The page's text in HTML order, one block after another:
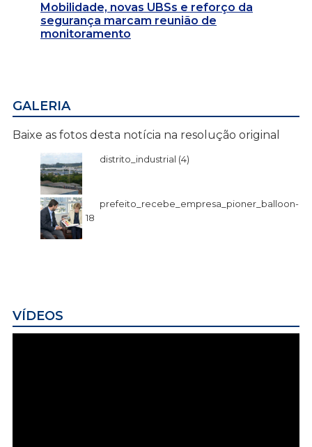
Mobilidade, novas UBSs e reforço da
segurança marcam reunião de
monitoramento
GALERIA
Baixe as fotos desta notícia na resolução original
distrito_industrial (4)
prefeito_recebe_empresa_pioner_balloon-
18
VÍDEOS